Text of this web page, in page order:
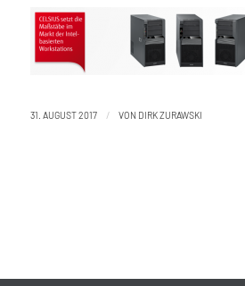
31. AUGUST 2017 / VON DIRK ZURAWSKI